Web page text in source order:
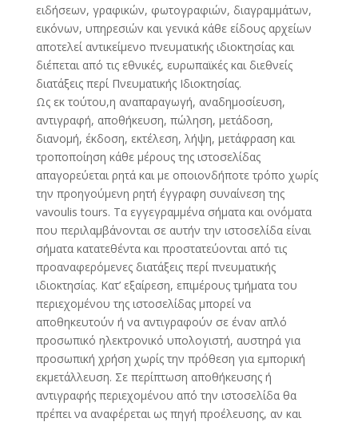
ειδήσεων, γραφικών, φωτογραφιών, διαγραμμάτων,
εικόνων, υπηρεσιών και γενικά κάθε είδους αρχείων
αποτελεί αντικείμενο πνευματικής ιδιοκτησίας και
διέπεται από τις εθνικές, ευρωπαϊκές και διεθνείς
διατάξεις περί Πνευματικής Ιδιοκτησίας.
Ως εκ τούτου,η αναπαραγωγή, αναδημοσίευση,
αντιγραφή, αποθήκευση, πώληση, μετάδοση,
διανομή, έκδοση, εκτέλεση, λήψη, μετάφραση και
τροποποίηση κάθε μέρους της ιστοσελίδας
απαγορεύεται ρητά και με οποιονδήποτε τρόπο χωρίς
την προηγούμενη ρητή έγγραφη συναίνεση της
vavoulis tours. Τα εγγεγραμμένα σήματα και ονόματα
που περιλαμβάνονται σε αυτήν την ιστοσελίδα είναι
σήματα κατατεθέντα και προστατεύονται από τις
προαναφερόμενες διατάξεις περί πνευματικής
ιδιοκτησίας. Κατ’ εξαίρεση, επιμέρους τμήματα του
περιεχομένου της ιστοσελίδας μπορεί να
αποθηκευτούν ή να αντιγραφούν σε έναν απλό
προσωπικό ηλεκτρονικό υπολογιστή, αυστηρά για
προσωπική χρήση χωρίς την πρόθεση για εμπορική
εκμετάλλευση. Σε περίπτωση αποθήκευσης ή
αντιγραφής περιεχομένου από την ιστοσελίδα θα
πρέπει να αναφέρεται ως πηγή προέλευσης, αν και